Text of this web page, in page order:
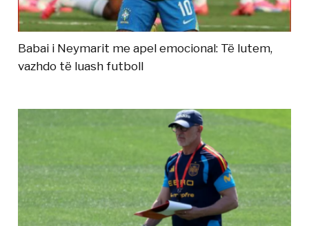
Babai i Neymarit me apel emocional: Të lutem,
vazhdo të luash futboll